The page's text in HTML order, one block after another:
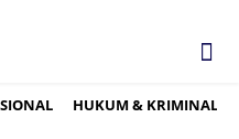
HUKUM & KRIMINAL